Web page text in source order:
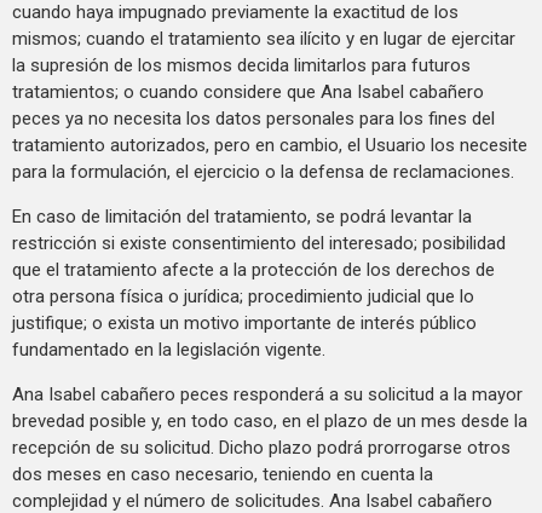
cuando haya impugnado previamente la exactitud de los
mismos; cuando el tratamiento sea ilícito y en lugar de ejercitar
la supresión de los mismos decida limitarlos para futuros
tratamientos; o cuando considere que Ana Isabel cabañero
peces ya no necesita los datos personales para los fines del
tratamiento autorizados, pero en cambio, el Usuario los necesite
para la formulación, el ejercicio o la defensa de reclamaciones.
En caso de limitación del tratamiento, se podrá levantar la
restricción si existe consentimiento del interesado; posibilidad
que el tratamiento afecte a la protección de los derechos de
otra persona física o jurídica; procedimiento judicial que lo
justifique; o exista un motivo importante de interés público
fundamentado en la legislación vigente.
Ana Isabel cabañero peces responderá a su solicitud a la mayor
brevedad posible y, en todo caso, en el plazo de un mes desde la
recepción de su solicitud. Dicho plazo podrá prorrogarse otros
dos meses en caso necesario, teniendo en cuenta la
complejidad y el número de solicitudes. Ana Isabel cabañero